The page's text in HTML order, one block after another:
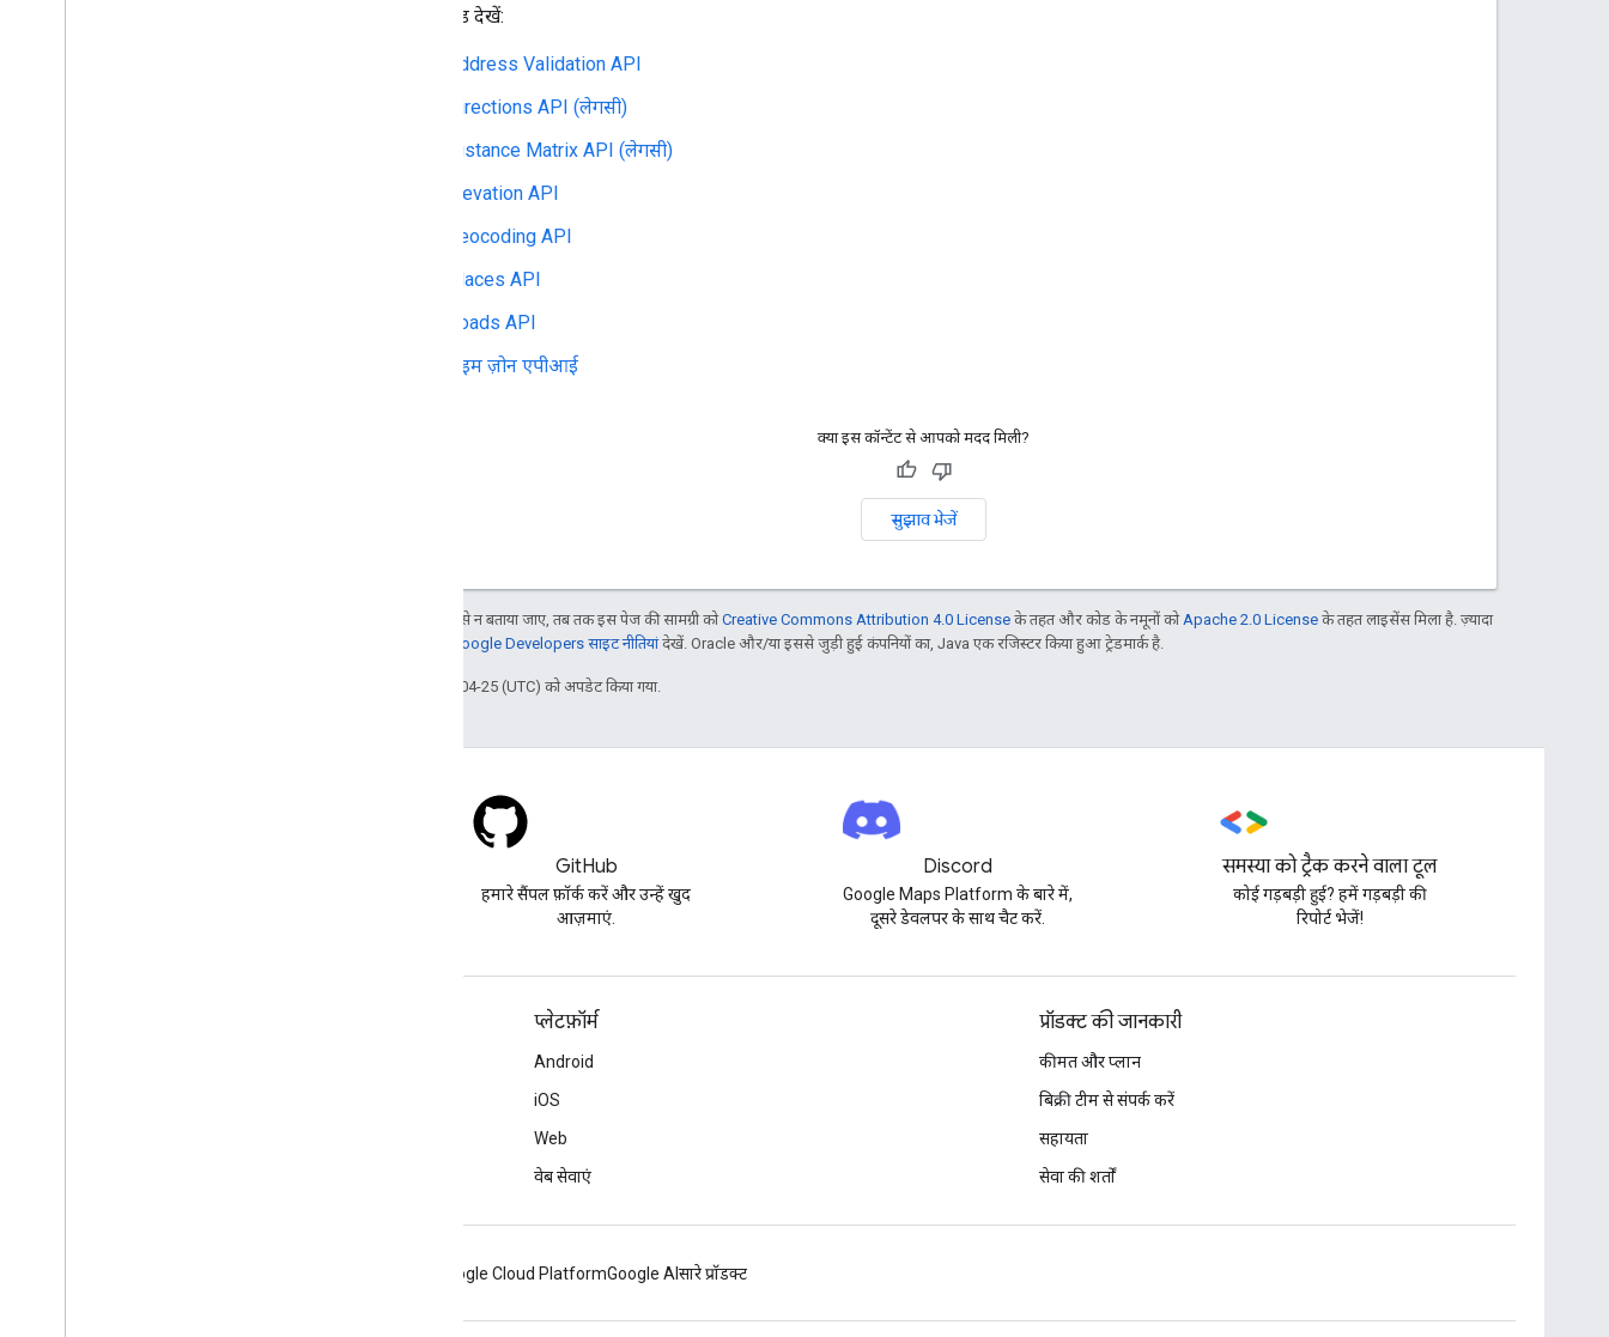
जुड़ी गाइड देखें:
Address Validation API
Directions API (लेगसी)
Distance Matrix API (लेगसी)
Elevation API
Geocoding API
Places API
Roads API
टाइम ज़ोन एपीआई
क्या इस कॉन्टेंट से आपको मदद मिली?
सुझाव भेजें
जब तक कुछ अलग से न बताया जाए, तब तक इस पेज की सामग्री कोCreative Commons Attribution 4.0 License के तहत और कोड के नमूनों को Apache 2.0 License के तहत लाइसेंस मिला है. ज़्यादा
Google Developers साइट नीतियांदेखें. Oracle और/या इससे जुड़ी हुई कंपनियों का, Java एक रजिस्टर किया हुआ ट्रेडमार्क है.
आखिरी बार 2026-04-25 (UTC) को अपडेट किया गया.
GitHub
हमारे सैंपल फ़ॉर्क करें और उन्हें खुद
आज़माएं.
Discord
Google Maps Platform के बारे में,
दूसरे डेवलपर के साथ चैट करें.
समस्या को ट्रैक करने वाला टूल
कोई गड़बड़ी हुई? हमें गड़बड़ी की
रिपोर्ट भेजें!
प्‍लेटफ़ॉर्म
Android
iOS
Web
वेब सेवाएं
प्रॉडक्ट की जानकारी
कीमत और प्लान
बिक्री टीम से संपर्क करें
सहायता
सेवा की शर्तों
Google Cloud PlatformGoogle AI सारे प्रॉडक्ट